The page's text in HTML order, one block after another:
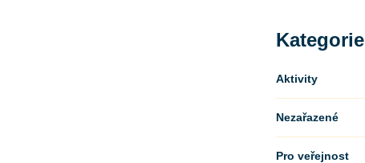
Kategorie
Aktivity
Nezařazené
Pro veřejnost